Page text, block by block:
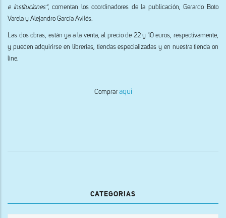
e instituciones”, comentan los coordinadores de la publicación, Gerardo Boto
Varela y Alejandro García Avilés.
Las dos obras, están ya a la venta, al precio de 22 y 10 euros, respectivamente,
y pueden adquirirse en librerías, tiendas especializadas y en nuestra tienda on
line.
Comprar aquí
CATEGORIAS